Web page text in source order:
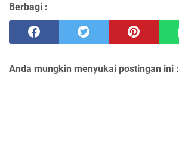
Berbagi :
Anda mungkin menyukai postingan ini :